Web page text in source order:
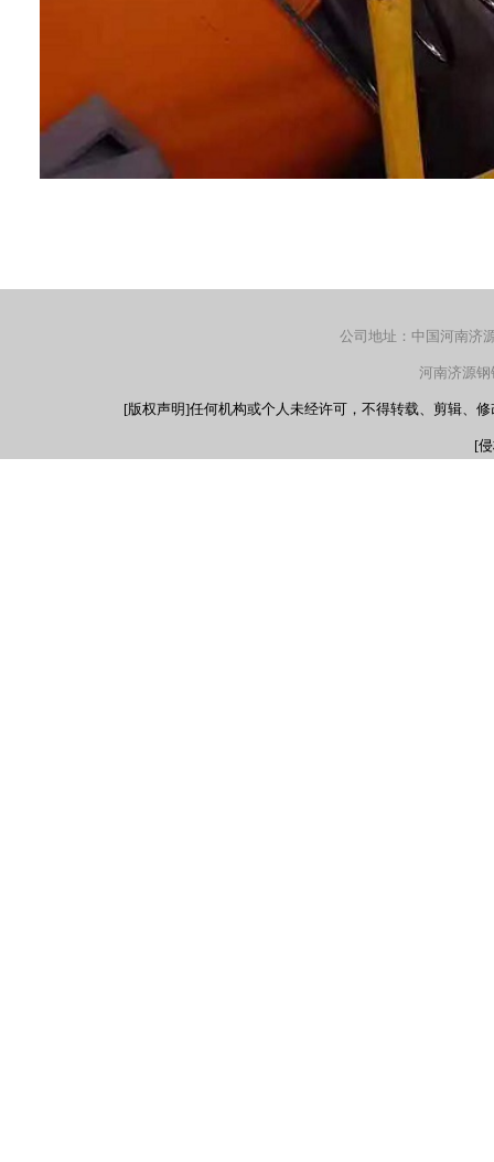
公司地址：中国河南
河南济源
[版权声明]任何机构或个人未经许可，不得转载、剪辑、
[